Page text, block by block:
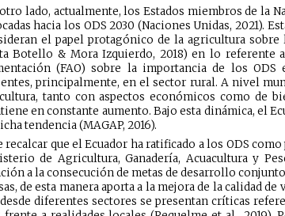
lado, actualmente, los Estados miembros de la
hacia los ODS 2030 (Naciones Unidas, 2021).
el papel protagónico de la agricultura
Botello & Mora Izquierdo, 2018) en lo referente
(FAO) sobre la importancia de los
principalmente, en el sector rural. A nivel
tanto con aspectos económicos como de
en constante aumento. Bajo esta dinámica, el
tendencia (MAGAP, 2016).
recalcar que el Ecuador ha ratificado a los ODS
de Agricultura, Ganadería, Acuacultura y
a la consecución de metas de desarrollo
de esta manera aporta a la mejora de la calidad
diferentes sectores se presentan críticas